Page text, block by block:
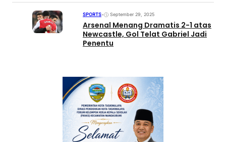
SPORTS• September 29, 2025
Arsenal Menang Dramatis 2-1 atas
Newcastle, Gol Telat Gabriel Jadi
Penentu